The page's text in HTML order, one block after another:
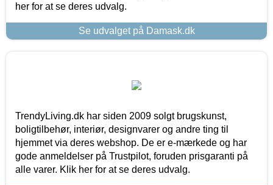
her for at se deres udvalg.
Se udvalget på Damask.dk
TrendyLiving.dk har siden 2009 solgt brugskunst,
boligtilbehør, interiør, designvarer og andre ting til
hjemmet via deres webshop. De er e-mærkede og har
gode anmeldelser på Trustpilot, foruden prisgaranti på
alle varer. Klik her for at se deres udvalg.